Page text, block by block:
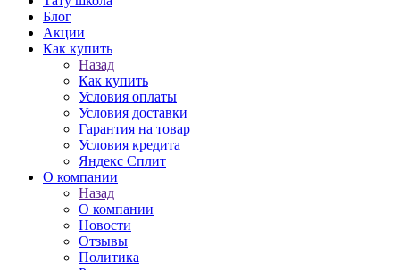
Блог
Акции
Как купить
Назад
Как купить
Условия оплаты
Условия доставки
Гарантия на товар
Условия кредита
Яндекс Сплит
О компании
Назад
О компании
Новости
Отзывы
Политика